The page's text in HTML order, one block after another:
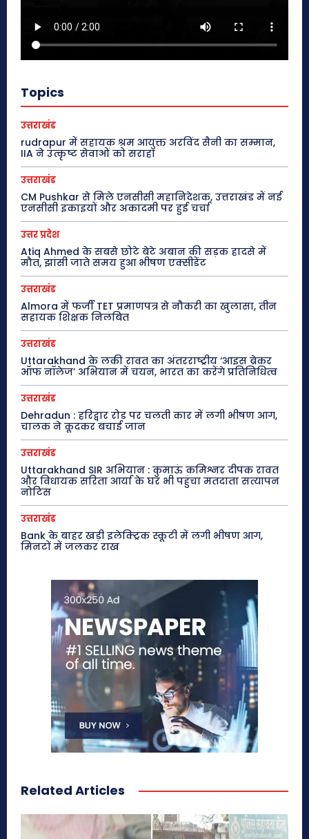
Topics
उत्तराखंड
rudrapur में सहायक श्रम आयुक्त अरविंद सैनी का सम्मान,
IIA ने उत्कृष्ट सेवाओं को सराहा
उत्तराखंड
CM Pushkar से मिले एनसीसी महानिदेशक, उत्तराखंड में नई
एनसीसी इकाइयों और अकादमी पर हुई चर्चा
उत्तर प्रदेश
Atiq Ahmed के सबसे छोटे बेटे अबान की सड़क हादसे में
मौत, झांसी जाते समय हुआ भीषण एक्सीडेंट
उत्तराखंड
Almora में फर्जी TET प्रमाणपत्र से नौकरी का खुलासा, तीन
सहायक शिक्षक निलंबित
उत्तराखंड
Uttarakhand के लकी रावत का अंतरराष्ट्रीय ‘आइस ब्रेकर
ऑफ नॉलेज’ अभियान में चयन, भारत का करेंगे प्रतिनिधित्व
उत्तराखंड
Dehradun : हरिद्वार रोड पर चलती कार में लगी भीषण आग,
चालक ने कूदकर बचाई जान
उत्तराखंड
Uttarakhand SIR अभियान : कुमाऊं कमिश्नर दीपक रावत
और विधायक सरिता आर्या के घर भी पहुंचा मतदाता सत्यापन
नोटिस
उत्तराखंड
Bank के बाहर खड़ी इलेक्ट्रिक स्कूटी में लगी भीषण आग,
मिनटों में जलकर राख
Related Articles